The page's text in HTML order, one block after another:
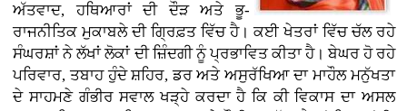
ਅੱਤਵਾਦ, ਹਥਿਆਰਾਂ ਦੀ ਦੌੜ ਅਤੇ ਭੂ-
ਰਾਜਨੀਤਿਕ ਮੁਕਾਬਲੇ ਦੀ ਗ੍ਰਿਫ਼ਤ ਵਿੱਚ ਹੈ। ਕਈ ਖੇਤਰਾਂ ਵਿੱਚ ਚੱਲ ਰਹੇ
ਸੰਘਰਸ਼ਾਂ ਨੇ ਲੱਖਾਂ ਲੋਕਾਂ ਦੀ ਜ਼ਿੰਦਗੀ ਨੂੰ ਪ੍ਰਭਾਵਿਤ ਕੀਤਾ ਹੈ। ਬੇਘਰ ਹੋ ਰਹੇ
ਪਰਿਵਾਰ, ਤਬਾਹ ਹੁੰਦੇ ਸ਼ਹਿਰ, ਡਰ ਅਤੇ ਅਸੁਰੱਖਿਆ ਦਾ ਮਾਹੌਲ ਮਨੁੱਖਤਾ
ਦੇ ਸਾਹਮਣੇ ਗੰਭੀਰ ਸਵਾਲ ਖੜ੍ਹੇ ਕਰਦਾ ਹੈ ਕਿ ਕੀ ਵਿਕਾਸ ਦਾ ਅਸਲ